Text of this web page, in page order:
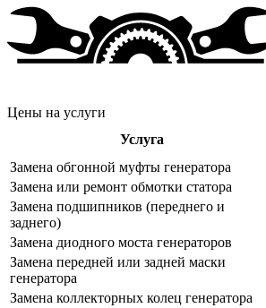
Цены на услуги
Услуга
Замена обгонной муфты генератора
Замена или ремонт обмотки статора
Замена подшипников (переднего и
заднего)
Замена диодного моста генераторов
Замена передней или задней маски
генератора
Замена коллекторных колец генератора